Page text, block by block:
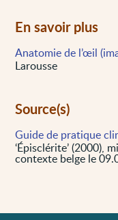
En savoir plus
Anatomie de l’œil
Larousse
Source(s)
Guide de pratique
‘Épisclérite’ (2000),
contexte belge le